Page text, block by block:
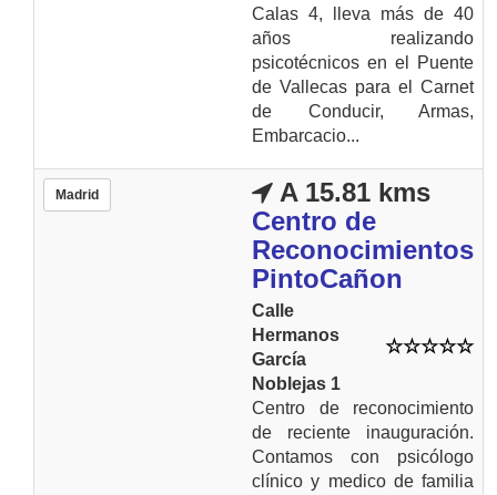
Calas 4, lleva más de 40
años realizando
psicotécnicos en el Puente
de Vallecas para el Carnet
de Conducir, Armas,
Embarcacio...
Madrid
A 15.81 kms
Centro de
Reconocimientos
PintoCañon
Calle
Hermanos
García
Noblejas 1
Centro de reconocimiento
de reciente inauguración.
Contamos con psicólogo
clínico y medico de familia